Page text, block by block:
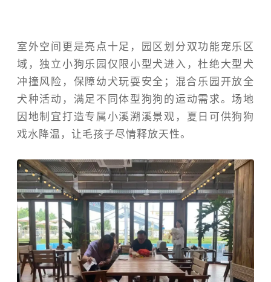
室外空间更是亮点十足，园区划分双功能宠乐区
域，独立小狗乐园仅限小型犬进入，杜绝大型犬
冲撞风险，保障幼犬玩耍安全；混合乐园开放全
犬种活动，满足不同体型狗狗的运动需求。场地
因地制宜打造专属小溪溯溪景观，夏日可供狗狗
戏水降温，让毛孩子尽情释放天性。